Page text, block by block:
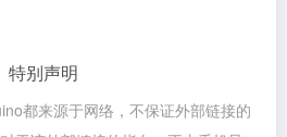
特别声明
都来源于网络，不保证外部链接的